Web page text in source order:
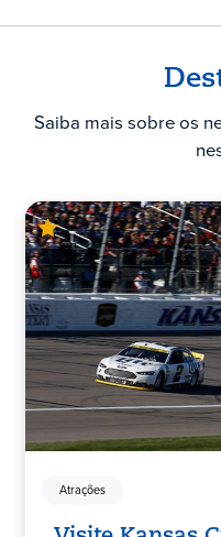
Saiba mais sobre os
Atrações